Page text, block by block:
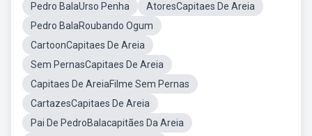
Pedro BalaUrso Penha
AtoresCapitaes De Areia
Pedro BalaRoubando Ogum
CartoonCapitaes De Areia
Sem PernasCapitaes De Areia
Capitaes De AreiaFilme Sem Pernas
CartazesCapitaes De Areia
Pai De PedroBalacapitães Da Areia